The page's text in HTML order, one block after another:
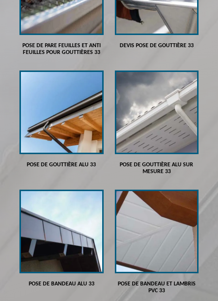
POSE DE PARE FEUILLES ET ANTI
FEUILLES POUR GOUTTIÈRES 33
DEVIS POSE DE GOUTTIÈRE 33
POSE DE GOUTTIÈRE ALU 33
POSE DE GOUTTIÈRE ALU SUR
MESURE 33
POSE DE BANDEAU ALU 33
POSE DE BANDEAU ET LAMBRIS
PVC 33